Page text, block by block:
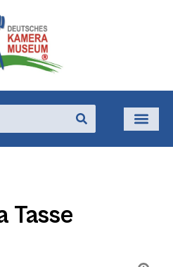
Tasse